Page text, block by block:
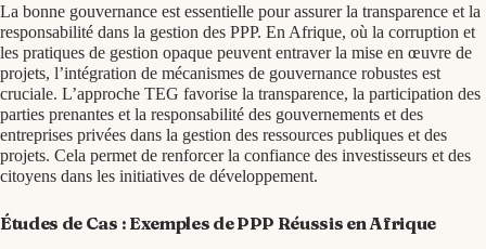
La bonne gouvernance est essentielle pour assurer la transparence et la
responsabilité dans la gestion des PPP. En Afrique, où la corruption et
les pratiques de gestion opaque peuvent entraver la mise en œuvre de
projets, l’intégration de mécanismes de gouvernance robustes est
cruciale. L’approche TEG favorise la transparence, la participation des
parties prenantes et la responsabilité des gouvernements et des
entreprises privées dans la gestion des ressources publiques et des
projets. Cela permet de renforcer la confiance des investisseurs et des
citoyens dans les initiatives de développement.
Études de Cas : Exemples de PPP Réussis en Afrique